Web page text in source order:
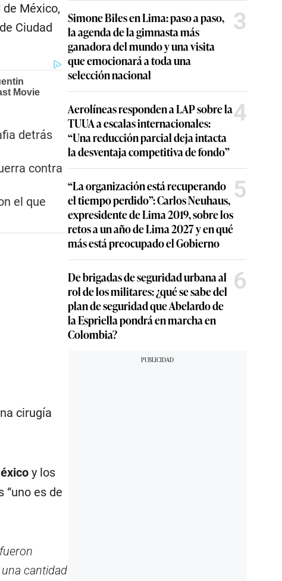
México,
Ciudad
detrás
contra
el que
cirugía
y los
“uno es de
cantidad
Simone Biles en Lima: paso a paso,
la agenda de la gimnasta más
ganadora del mundo y una visita
que emocionará a toda una
selección nacional
3
Aerolíneas responden a LAP sobre la
TUUA a escalas internacionales:
“Una reducción parcial deja intacta
la desventaja competitiva de fondo”
4
“La organización está recuperando
el tiempo perdido”: Carlos Neuhaus,
expresidente de Lima 2019, sobre los
retos a un año de Lima 2027 y en qué
más está preocupado el Gobierno
5
De brigadas de seguridad urbana al
rol de los militares: ¿qué se sabe del
plan de seguridad que Abelardo de
la Espriella pondrá en marcha en
Colombia?
6